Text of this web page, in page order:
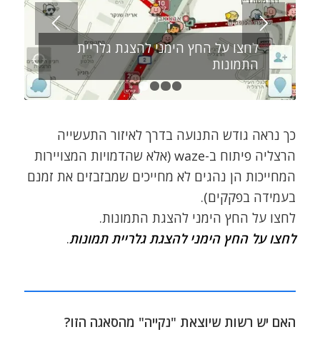
4
לחצו על החץ הימני להצגת גלריית
התמונות
כך נראה גודש התנועה בדרך לאיזור התעשייה
הרצליה פיתוח ב-waze (אלא שהדמויות המצויירות
המחייכות הן נהגים לא מחייכים שמבזבזים את זמנם
בעמידה בפקקים).
לחצו על החץ הימני להצגת התמונות.
לחצו על החץ הימני להצגת גלריית תמונות.
האם יש רשות שיוצאת "נקייה" מהסאגה הזו?